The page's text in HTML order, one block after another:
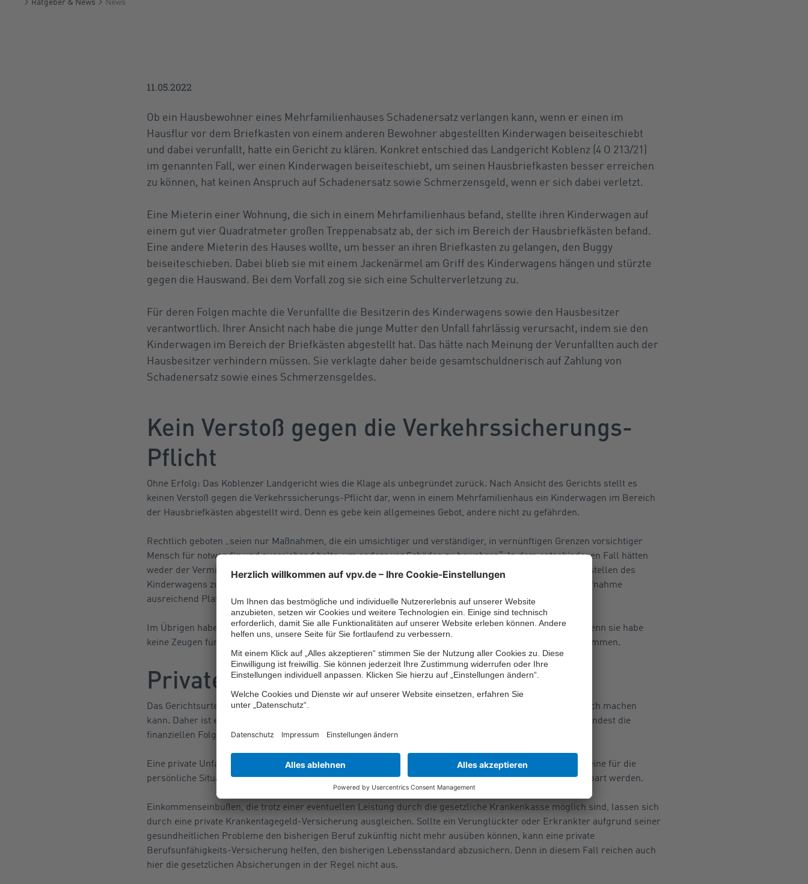
11.05.2022
Ob ein Hausbewohner eines Mehrfamilienhauses Schadenersatz verlangen kann, wenn er einen im
Hausflur vor dem Briefkasten von einem anderen Bewohner abgestellten Kinderwagen beiseiteschiebt
und dabei verunfallt, hatte ein Gericht zu klären. Konkret entschied das Landgericht Koblenz (4 O 213/21)
im genannten Fall, wer einen Kinderwagen beiseiteschiebt, um seinen Hausbriefkasten besser erreichen
zu können, hat keinen Anspruch auf Schadenersatz sowie Schmerzensgeld, wenn er sich dabei verletzt.
Eine Mieterin einer Wohnung, die sich in einem Mehrfamilienhaus befand, stellte ihren Kinderwagen auf
einem gut vier Quadratmeter großen Treppenabsatz ab, der sich im Bereich der Hausbriefkästen befand.
Eine andere Mieterin des Hauses wollte, um besser an ihren Briefkasten zu gelangen, den Buggy
beiseiteschieben. Dabei blieb sie mit einem Jackenärmel am Griff des Kinderwagens hängen und stürzte
gegen die Hauswand. Bei dem Vorfall zog sie sich eine Schulterverletzung zu.
Für deren Folgen machte die Verunfallte die Besitzerin des Kinderwagens sowie den Hausbesitzer
verantwortlich. Ihrer Ansicht nach habe die junge Mutter den Unfall fahrlässig verursacht, indem sie den
Kinderwagen im Bereich der Briefkästen abgestellt hat. Das hätte nach Meinung der Verunfallten auch der
Hausbesitzer verhindern müssen. Sie verklagte daher beide gesamtschuldnerisch auf Zahlung von
Schadenersatz sowie eines Schmerzensgeldes.
Kein Verstoß gegen die Verkehrssicherungs-
Pflicht
Ohne Erfolg: Das Koblenzer Landgericht wies die Klage als unbegründet zurück. Nach Ansicht des Gerichts stellt es
keinen Verstoß gegen die Verkehrssicherungs-Pflicht dar, wenn in einem Mehrfamilienhaus ein Kinderwagen im Bereich
der Hausbriefkästen abgestellt wird. Denn es gebe kein allgemeines Gebot, andere nicht zu gefährden.
Rechtlich geboten „seien nur Maßnahmen, die ein umsichtiger und verständiger, in vernünftigen Grenzen vorsichtiger
Mensch für notwendig und ausreichend halte, um andere vor Schäden zu bewahren“. In dem entschiedenen Fall hätten
weder der Vermieter noch die Besitzerin des Buggys damit rechnen müssen, dass jemand durch das Umstellen des
Kinderwagens zu Schaden kommt. Auf dem Treppenabsatz sei nämlich nach dem Ergebnis der Beweisaufnahme
ausreichend Platz vorhanden gewesen, um den Kinderwagen gefahrlos beiseiteschieben zu können.
Im Übrigen habe die Klägerin ihre Version vom Zustandekommen ihres Sturzes nicht beweisen können. Denn sie habe
keine Zeugen für den Vorfall benennen können. Sie müsse daher für die Folgen ihres Sturzes selbst aufkommen.
Private Absicherung schützt
Das Gerichtsurteil belegt, dass man nicht immer einen anderen für einen erlittenen Schaden verantwortlich machen
kann. Daher ist eine individuelle Absicherung empfehlenswert, die auch für solche und andere Fälle zumindest die
finanziellen Folgen einer möglichen Gesundheitsschädigung abdeckt.
Eine private Unfallversicherung bietet beispielsweise rund um die Uhr einen weltweiten Schutz. Es kann eine für die
persönliche Situation angemessene Kapitalsumme oder/und Rentenleistung im Invaliditätsfall frei vereinbart werden.
Einkommenseinbußen, die trotz einer eventuellen Leistung durch die gesetzliche Krankenkasse möglich sind, lassen sich
durch eine private Krankentagegeld-Versicherung ausgleichen. Sollte ein Verunglückter oder Erkrankter aufgrund seiner
gesundheitlichen Probleme den bisherigen Beruf zukünftig nicht mehr ausüben können, kann eine private
Berufsunfähigkeits-Versicherung helfen, den bisherigen Lebensstandard abzusichern. Denn in diesem Fall reichen auch
hier die gesetzlichen Absicherungen in der Regel nicht aus.